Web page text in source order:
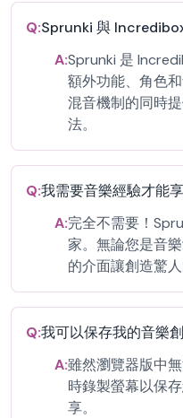
Q:Sprunki 與
A:Sprunki 是
額外功能、角色
混音機制的同時
法。
Q:我需要音樂經驗才能
A:完全不需要！
家。無論您是音
的介面讓創造驚
Q:我可以保存我的音樂
A:雖然瀏覽器版中
時錄製螢幕以保
享。